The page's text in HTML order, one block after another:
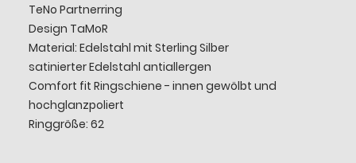
TeNo Partnerring
Design TaMoR
Material: Edelstahl mit Sterling Silber
satinierter Edelstahl antiallergen
Comfort fit Ringschiene - innen gewölbt und
hochglanzpoliert
Ringgröße: 62